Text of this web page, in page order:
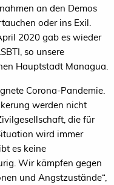
an den Demos
oder ins Exil.
2020 gab es wieder
so unsere
Hauptstadt Managua.
Corona-Pandemie.
werden nicht
die für
wird immer
es keine
Wir kämpfen gegen
und Angstzustände“,